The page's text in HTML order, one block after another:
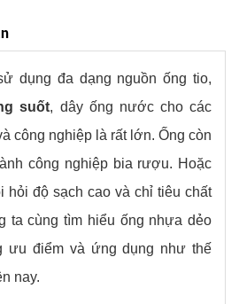
dụng đa dạng nguồn ống tio,
suốt, dây ống nước cho các
công nghiệp là rất lớn. Ống còn
công nghiệp bia rượu. Hoặc
hỏi độ sạch cao và chỉ tiêu chất
ta cùng tìm hiểu ống nhựa dẻo
ưu điểm và ứng dụng như thế
nay.